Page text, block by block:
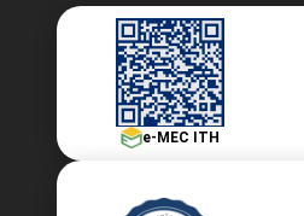
e-MEC ITH